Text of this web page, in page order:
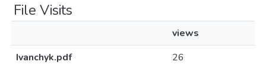
File Visits
views
Ivanchyk.pdf
26